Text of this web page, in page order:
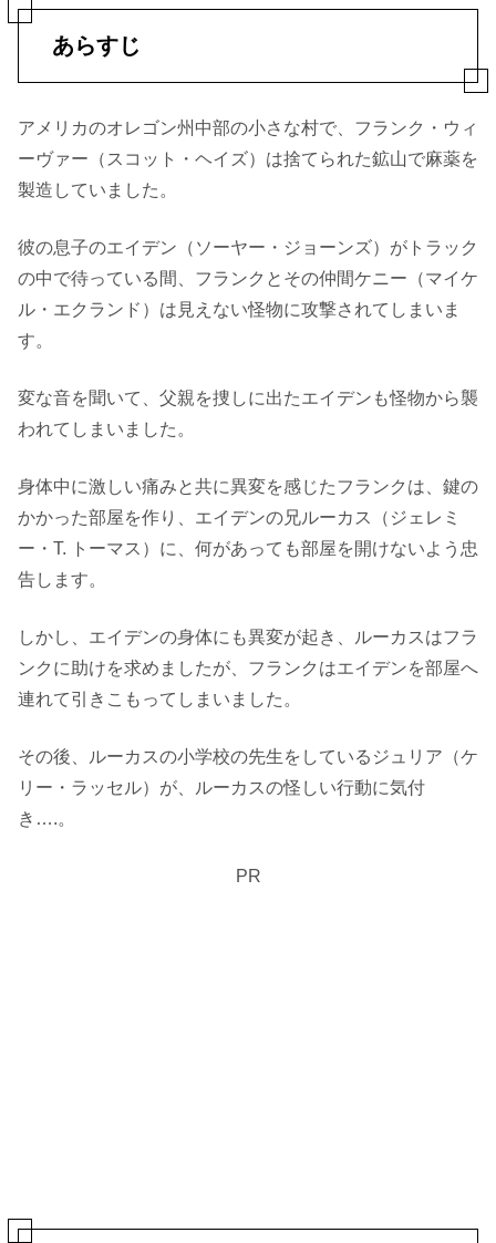
あらすじ
アメリカのオレゴン州中部の小さな村で、フランク・ウィ
ーヴァー（スコット・ヘイズ）は捨てられた鉱山で麻薬を
製造していました。
彼の息子のエイデン（ソーヤー・ジョーンズ）がトラック
の中で待っている間、フランクとその仲間ケニー（マイケ
ル・エクランド）は見えない怪物に攻撃されてしまいま
す。
変な音を聞いて、父親を捜しに出たエイデンも怪物から襲
われてしまいました。
身体中に激しい痛みと共に異変を感じたフランクは、鍵の
かかった部屋を作り、エイデンの兄ルーカス（ジェレミ
ー・T. トーマス）に、何があっても部屋を開けないよう忠
告します。
しかし、エイデンの身体にも異変が起き、ルーカスはフラ
ンクに助けを求めましたが、フランクはエイデンを部屋へ
連れて引きこもってしまいました。
その後、ルーカスの小学校の先生をしているジュリア（ケ
リー・ラッセル）が、ルーカスの怪しい行動に気付
き….。
PR